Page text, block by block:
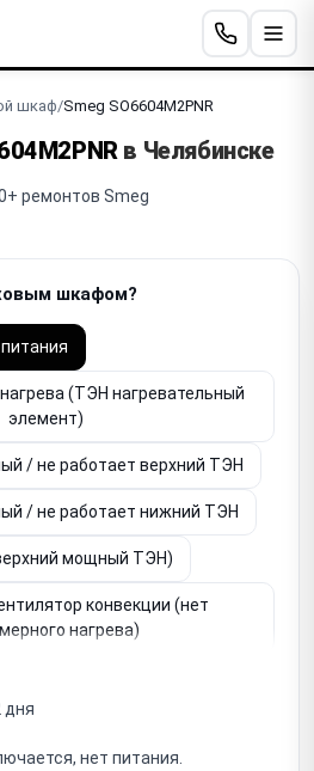
шкаф/Smeg SO6604M2PNR
в Челябинске
ремонтов Smeg
шкафом?
(ТЭН нагревательный
элемент)
/ не работает верхний ТЭН
/ не работает нижний ТЭН
мощный ТЭН)
конвекции (нет
нагрева)
датчик)
отключение (термозащита)
дня
нет питания.